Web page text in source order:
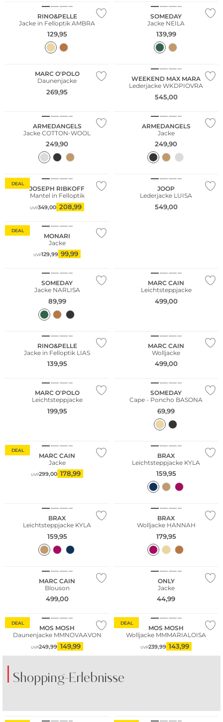
RINO&PELLE
Jacke in Felloptik AMBRA
129,95
SOMEDAY
Jacke NEILA
139,99
MARC O'POLO
Daunenjacke
269,95
WEEKEND MAX MARA
Lederjacke WKDPIOVRA
545,00
ARMEDANGELS
Jacke COTTON-WOOL
249,90
Große Größen
ARMEDANGELS
Jacke
249,90
DEAL
Große Größen
JOSEPH RIBKOFF
Mantel in Felloptik
UVP349,00 208,99
JOOP
Lederjacke LUISA
549,00
DEAL
MONARI
Jacke
UVP129,99 99,99
SOMEDAY
Jacke NARLISA
89,99
MARC CAIN
Leichtsteppjacke
499,00
Große Größen
RINO&PELLE
Jacke in Felloptik LIAS
139,95
MARC CAIN
Wolljacke
499,00
MARC O'POLO
Leichtsteppjacke
199,95
SOMEDAY
Cape - Poncho BASONA
69,99
DEAL
MARC CAIN
Jacke
UVP299,00 178,99
BRAX
Leichtsteppjacke KYLA
159,95
BRAX
Leichtsteppjacke KYLA
159,95
BRAX
Wolljacke HANNAH
179,95
MARC CAIN
Blouson
499,00
ONLY
Jacke
44,99
DEAL
MOS MOSH
Daunenjacke MMNOVAAVON
UVP249,99 149,99
DEAL
MOS MOSH
Wolljacke MMMARIALOISA
UVP239,99 143,99
Shopping-Erlebnisse